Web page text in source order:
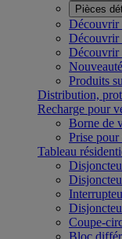
Pièces
Découvrir
Découvrir
Produits
Distribution,
Recharge pour
Borne de
Prise
Tableau
Coupe-
Bloc